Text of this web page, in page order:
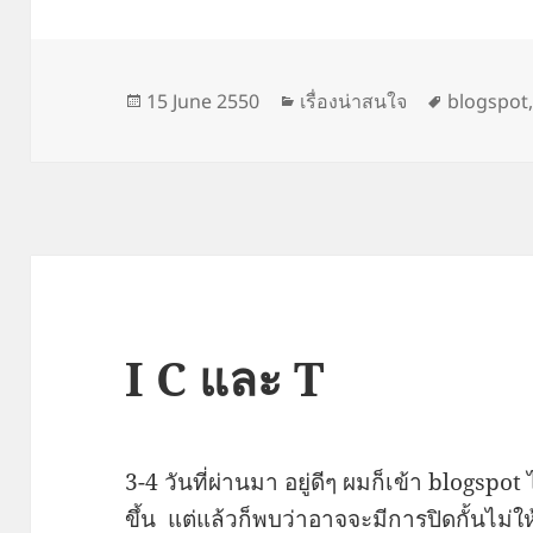
Posted
15 June 2550 Categories
เรื่องน่าสนใจ Tags
blogspot
I C และ T
3-4 วันที่ผ่านมา อยู่ดีๆ ผมก็เข้า blogspot
ขึ้น แต่แล้วก็พบว่าอาจจะมีการปิดกั้นไม่ใ